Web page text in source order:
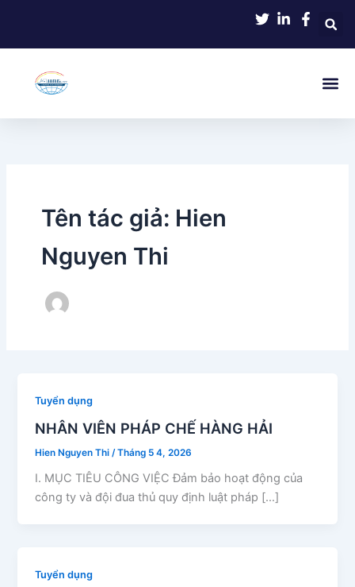
nội
Tên tác giả: Hien
Nguyen Thi
Tuyển dụng
NHÂN VIÊN PHÁP CHẾ HÀNG HẢI
Hien Nguyen Thi /Tháng 5 4, 2026
I. MỤC TIÊU CÔNG VIỆC Đảm bảo hoạt động của
công ty và đội đua thủ quy định luật pháp […]
Tuyển dụng